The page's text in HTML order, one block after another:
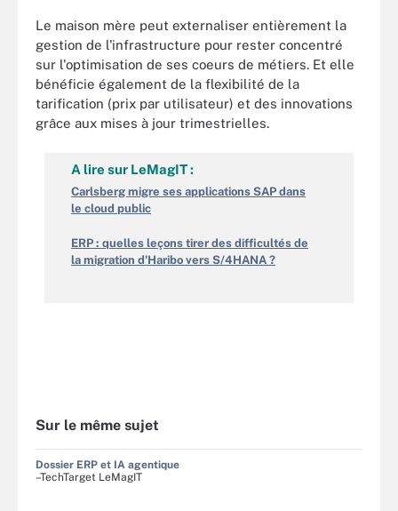
Le maison mère peut externaliser entièrement la
gestion de l'infrastructure pour rester concentré
sur l'optimisation de ses coeurs de métiers. Et elle
bénéficie également de la flexibilité de la
tarification (prix par utilisateur) et des innovations
grâce aux mises à jour trimestrielles.
A lire sur LeMagIT :
Carlsberg migre ses applications SAP dans
le cloud public
ERP : quelles leçons tirer des difficultés de
la migration d'Haribo vers S/4HANA ?
Sur le même sujet
Dossier ERP et IA agentique
–TechTarget LeMagIT